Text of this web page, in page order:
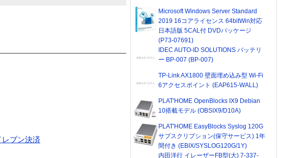
レブン決済
Microsoft Windows Server Standard
2019 16コアライセンス 64bitWin対応
日本語版 5CAL付 DVDパッケージ
(P73-07691)
IDEC AUTO-ID SOLUTIONS バッテリ
ー BP-007 (BP-007)
TP-Link AX1800 壁面埋め込み型 Wi-Fi
6アクセスポイント (EAP615-WALL)
PLAT'HOME OpenBlocks IX9 Debian
10搭載モデル (OBSIX9/D10A)
PLAT'HOME EasyBlocks Syslog 120G
サブスクリプション(保守サービス) 1年
間付き (EBIX/SYSLOG120G/1Y)
内田洋行 イレーザーFB型(大) 7-337-